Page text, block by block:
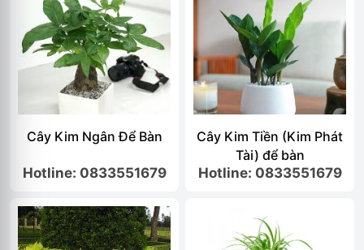
Cây Kim Ngân Để Bàn
Hotline: 0833551679
Cây Kim Tiền (Kim Phát
Tài) để bàn
Hotline: 0833551679